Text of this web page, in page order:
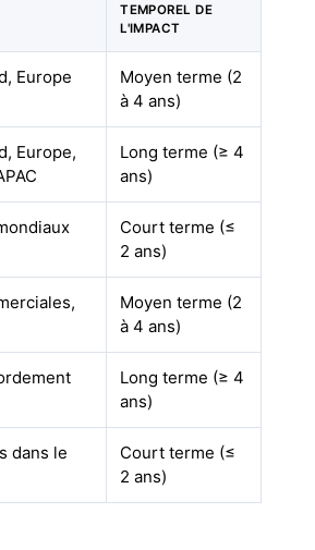
TEMPOREL DE
L'IMPACT
Europe
Moyen terme (2
à 4 ans)
Europe,
Long terme (≥ 4
ans)
Court terme (≤
2 ans)
Moyen terme (2
à 4 ans)
Long terme (≥ 4
ans)
dans le
Court terme (≤
2 ans)